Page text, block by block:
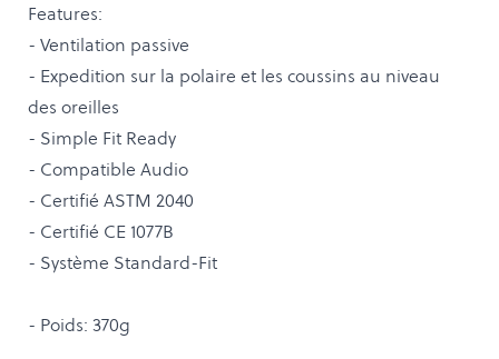
Features:
- Ventilation passive
- Expedition sur la polaire et les coussins au niveau
des oreilles
- Simple Fit Ready
- Compatible Audio
- Certifié ASTM 2040
- Certifié CE 1077B
- Système Standard-Fit
- Poids: 370g